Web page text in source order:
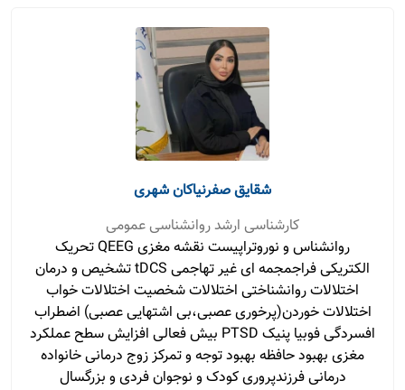
شقایق صفرنیاکان شهری
کارشناسی ارشد روانشناسی عمومی
روانشناس و نوروتراپیست نقشه مغزی QEEG تحریک
الکتریکی فراجمجمه ای غیر تهاجمی tDCS تشخیص و درمان
اختلالات روانشناختی اختلالات شخصیت اختلالات خواب
اختلالات خوردن(پرخوری عصبی،بی اشتهایی عصبی) اضطراب
افسردگی فوبیا پنیک PTSD بیش فعالی افزایش سطح عملکرد
مغزی بهبود حافظه بهبود توجه و تمرکز زوج درمانی خانواده
درمانی فرزندپروری کودک و نوجوان فردی و بزرگسال